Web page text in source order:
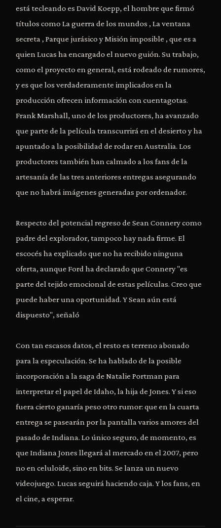
está tecleando es David Koepp, el hombre que firmó
títulos como La guerra de los mundos , La ventana
secreta , Parque jurásico y Misión imposible , que es a
quien Lucas ha encargado el nuevo guión. Su trabajo,
como el proyecto en general, está rodeado de rumores,
y es que los verdaderamente implicados en la
producción ofrecen información con cuentagotas.
Frank Marshall, uno de los productores, ha avanzado
que parte de la película transcurrirá en el desierto y ha
apuntado a la posibilidad de rodar en Australia. Los
productores también han calmado a los fans de la
artesanía de las tres anteriores entregas asegurando
que no habrá imágenes generadas por ordenador.
Respecto del potencial regreso de Sean Connery como
padre del explorador, tampoco hay nada firme. El
escocés ha explicado que no ha recibido ninguna
oferta, aunque Ford ha declarado que Connery "es
parte del tejido emocional de estas películas. Creo que
puede haber una oportunidad. Y Sean aún está
dispuesto", señaló
Con tan escasos datos, el resto es terreno abonado
para la especulación. Se ha hablado de la posible
incorporación a la saga de Natalie Portman para
interpretar el papel de Idaho, la hija de Jones. Y si eso
fuera cierto ganaría peso otro rumor: que en la cuarta
entrega se pasearán por la pantalla varios amores del
pasado de Indiana. Lo único seguro, de momento, es
que Indiana Jones llegará al mercado en el 2007, pero
no en celuloide, sino en bits. Se lanza un nuevo
videojuego. Lucas seguirá haciendo caja. Y los fans, en
el cine, a esperar.